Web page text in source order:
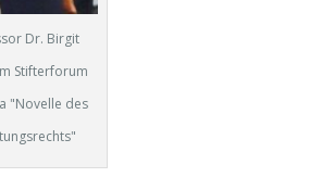
Dr. Birgit
Stifterforum
"Novelle des